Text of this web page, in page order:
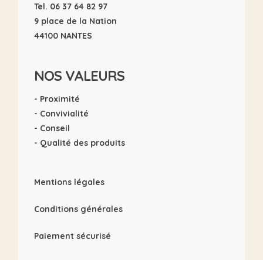
Tel. 06 37 64 82 97
9 place de la Nation
44100 NANTES
NOS VALEURS
- Proximité
- Convivialité
- Conseil
- Qualité des produits
Mentions légales
Conditions générales
Paiement sécurisé